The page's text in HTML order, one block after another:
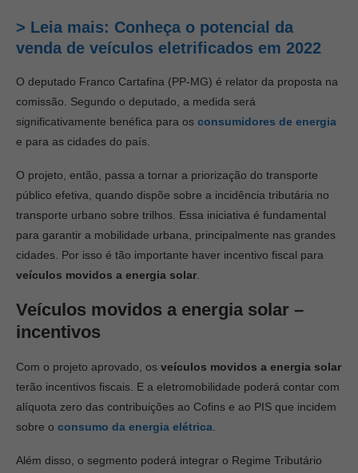
> Leia mais: Conheça o potencial da
venda de veículos eletrificados em 2022
O deputado Franco Cartafina (PP-MG) é relator da proposta na
comissão. Segundo o deputado, a medida será
significativamente benéfica para os consumidores de energia
e para as cidades do país.
O projeto, então, passa a tornar a priorização do transporte
público efetiva, quando dispõe sobre a incidência tributária no
transporte urbano sobre trilhos. Essa iniciativa é fundamental
para garantir a mobilidade urbana, principalmente nas grandes
cidades. Por isso é tão importante haver incentivo fiscal para
veículos movidos a energia solar
Veículos movidos a energia solar –
incentivos
Com o projeto aprovado, os veículos movidos a energia solar
terão incentivos fiscais. E a eletromobilidade poderá contar com
alíquota zero das contribuições ao Cofins e ao PIS que incidem
sobre o consumo da energia elétrica
Além disso, o segmento poderá integrar o Regime Tributário